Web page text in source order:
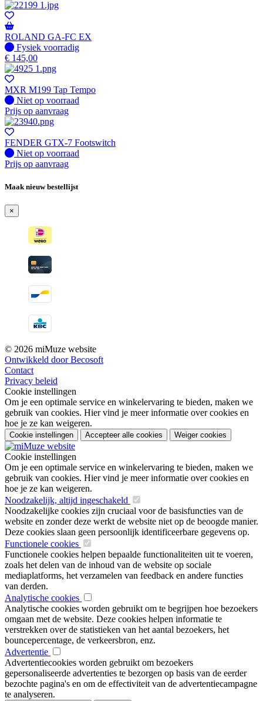
ROLAND GA-FC EX
Fysiek voorradig
Fysiek voorradig
€ 145,00
MXR M199 Tap Tempo
Fysiek voorradig
Niet op voorraad
Prijs op aanvraag
FENDER GTX-7 Footswitch
Fysiek voorradig
Niet op voorraad
Prijs op aanvraag
Maak nieuw bestellijst
×
© 2026 miMuze website
Ontwikkeld door Becosoft
Contact
Privacy beleid
Cookie instellingen
Om je een optimale service en winkelervaring te bieden, maken we
gebruik van cookies. Hier vind je meer informatie over cookies en
hoe je ze kan weigeren.
Cookie instellingen Accepteer alle cookies Weiger cookies
Cookie instellingen
Om je een optimale service en winkelervaring te bieden, maken we
gebruik van cookies. Hier vind je meer informatie over cookies en
hoe je ze kan weigeren.
Noodzakelijk, altijd ingeschakeld
Noodzakelijke cookies zijn cruciaal voor de basisfuncties van de
website en zonder deze werkt de website niet op de beoogde manier.
Deze cookies slaan geen persoonlijk identificeerbare gegevens op.
Functionele cookies
Functionele cookies helpen bepaalde functionaliteiten uit te voeren,
zoals het delen van de inhoud van de website op sociale
mediaplatforms, het verzamelen van feedback en andere functies
van derden.
Analytische cookies
Analytische cookies worden gebruikt om te begrijpen hoe bezoekers
omgaan met de website. Deze cookies helpen informatie te
verstrekken over de statistieken van het aantal bezoekers, het
bouncepercentage, de verkeersbron, enz.
Advertentie
Advertentiecookies worden gebruikt om bezoekers
gepersonaliseerde advertenties te bezorgen op basis van de eerder
bezochte pagina's en om de effectiviteit van de advertentiecampagne
te analyseren.